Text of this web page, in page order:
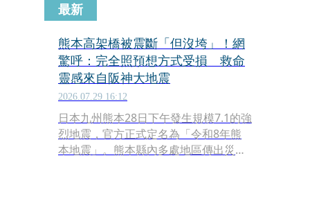
最新
熊本高架橋被震斷「但沒垮」！網
驚呼：完全照預想方式受損 救命
靈感來自阪神大地震
2026.07.29 16:12
日本九州熊本28日下午發生規模7.1的強
烈地震，官方正式定名為「令和8年熊
本地震」。熊本縣內多處地區傳出災